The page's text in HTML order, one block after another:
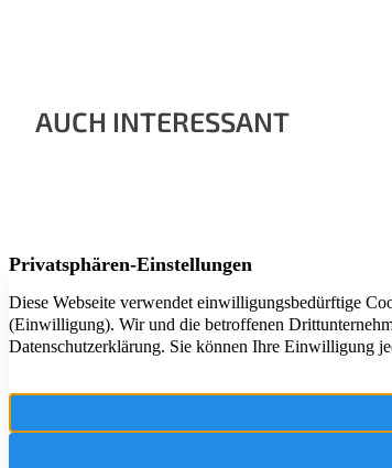
AUCH INTERESSANT